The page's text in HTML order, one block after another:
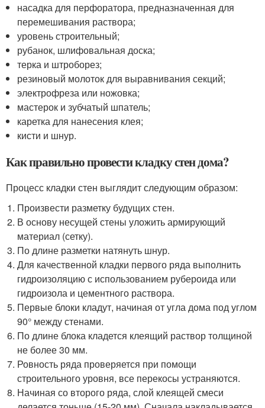
насадка для перфоратора, предназначенная для
перемешивания раствора;
уровень строительный;
рубанок, шлифовальная доска;
терка и штроборез;
резиновый молоток для выравнивания секций;
электрофреза или ножовка;
мастерок и зубчатый шпатель;
каретка для нанесения клея;
кисти и шнур.
Как правильно провести кладку стен дома?
Процесс кладки стен выглядит следующим образом:
Произвести разметку будущих стен.
В основу несущей стены уложить армирующий
материал (сетку).
По длине разметки натянуть шнур.
Для качественной кладки первого ряда выполнить
гидроизоляцию с использованием рубероида или
гидроизола и цементного раствора.
Первые блоки кладут, начиная от угла дома под углом
90° между стенами.
По длине блока кладется клеящий раствор толщиной
не более 30 мм.
Ровность ряда проверяется при помощи
строительного уровня, все перекосы устраняются.
Начиная со второго ряда, слой клеящей смеси